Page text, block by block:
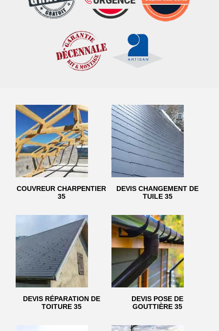
COUVREUR CHARPENTIER
35
DEVIS CHANGEMENT DE
TUILE 35
DEVIS RÉPARATION DE
TOITURE 35
DEVIS POSE DE
GOUTTIÈRE 35